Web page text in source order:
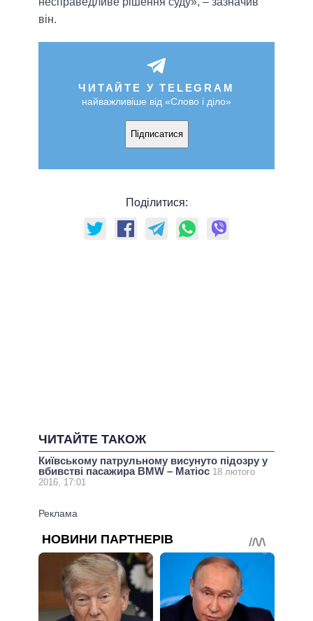
він.
ЧИТАЙТЕ У TELEGRAM
найважливіше від «Слово і діло»
Підписатися
Поділитися:
ЧИТАЙТЕ ТАКОЖ
Київському патрульному висунуто підозру у
вбивстві пасажира BMW – Матіос 18 лютого
2016, 17:01